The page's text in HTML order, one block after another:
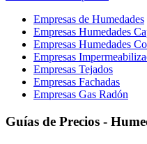
Empresas de Humedades
Empresas Humedades
Empresas Humedades
Empresas
Empresas Tejados
Empresas Fachadas
Empresas Gas Radón
Guías de Precios -